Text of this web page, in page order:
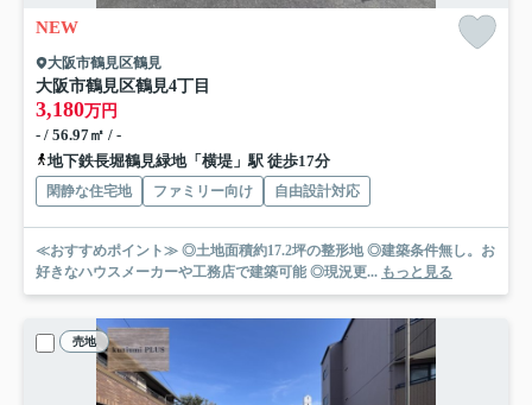
NEW
大阪市鶴見区鶴見
大阪市鶴見区鶴見4丁目
3,180万円
- / 56.97㎡ / -
地下鉄長堀鶴見緑地「横堤」駅 徒歩17分
閑静な住宅地 ファミリー向け 自由設計対応
≪おすすめポイント≫ ◎土地面積約17.2坪の整形地 ◎建築条件無し。お
好きなハウスメーカーや工務店で建築可能 ◎現況更... もっと見る
売地